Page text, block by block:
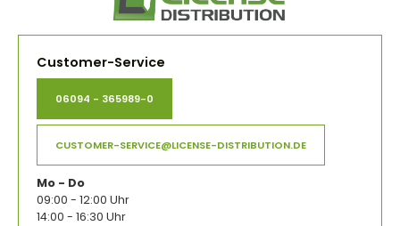
Customer-Service
06094 - 365989-0
CUSTOMER-SERVICE@LICENSE-DISTRIBUTION.DE
Mo - Do
09:00 - 12:00 Uhr
14:00 - 16:30 Uhr